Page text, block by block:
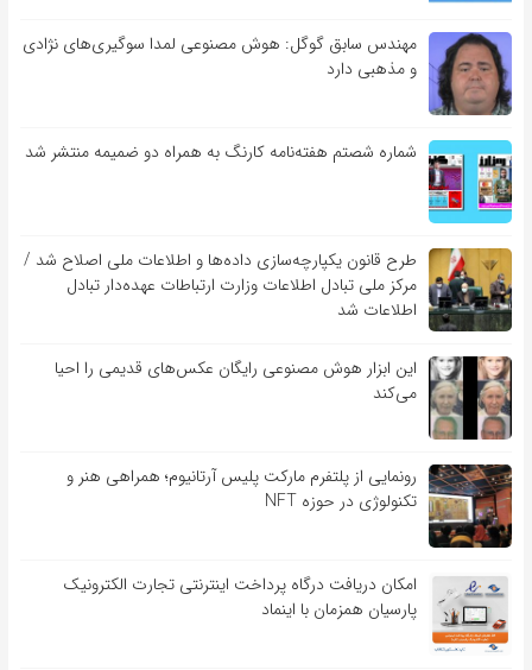
مهندس سابق گوگل: هوش مصنوعی لمدا سوگیری‌های نژادی
و مذهبی دارد
شماره شصتم هفته‌نامه کارنگ به همراه دو ضمیمه منتشر شد
طرح قانون یکپارچه‌سازی داده‌ها و اطلاعات ملی اصلاح شد /
مرکز ملی تبادل اطلاعات وزارت ارتباطات عهده‌دار تبادل
اطلاعات شد
این ابزار هوش مصنوعی رایگان عکس‌های قدیمی را احیا
می‌کند
رونمایی از پلتفرم مارکت پلیس آرتانیوم؛ همراهی هنر و
تکنولوژی در حوزه NFT
امکان دریافت درگاه پرداخت اینترنتی تجارت الکترونیک
پارسیان همزمان با اینماد